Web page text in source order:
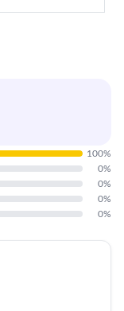
100%
0%
0%
0%
0%